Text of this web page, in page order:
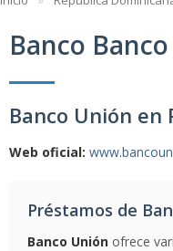
Banco
Banco Unión en
Web oficial:
Préstamos de
Banco Unión ofrece